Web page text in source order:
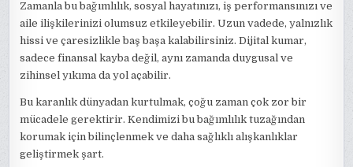
Zamanla bu bağımlılık, sosyal hayatınızı, iş performansınızı ve
aile ilişkilerinizi olumsuz etkileyebilir. Uzun vadede, yalnızlık
hissi ve çaresizlikle baş başa kalabilirsiniz. Dijital kumar,
sadece finansal kayba değil, aynı zamanda duygusal ve
zihinsel yıkıma da yol açabilir.
Bu karanlık dünyadan kurtulmak, çoğu zaman çok zor bir
mücadele gerektirir. Kendimizi bu bağımlılık tuzağından
korumak için bilinçlenmek ve daha sağlıklı alışkanlıklar
geliştirmek şart.